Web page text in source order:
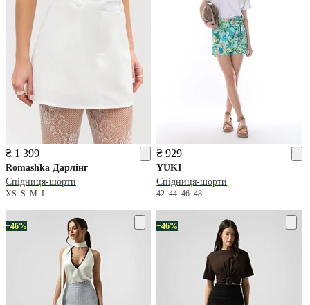
₴ 1 399
Romashka Дарлінг
Спідниця-шорти
XS S M L
₴ 929
YUKI
Спідниця-шорти
42444648
−46% −46%